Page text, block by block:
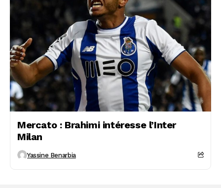
Mercato : Brahimi intéresse l’Inter
Milan
Yassine Benarbia